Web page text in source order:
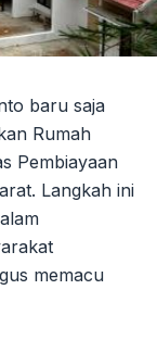
baru saja
Rumah
Pembiayaan
Langkah ini
memacu